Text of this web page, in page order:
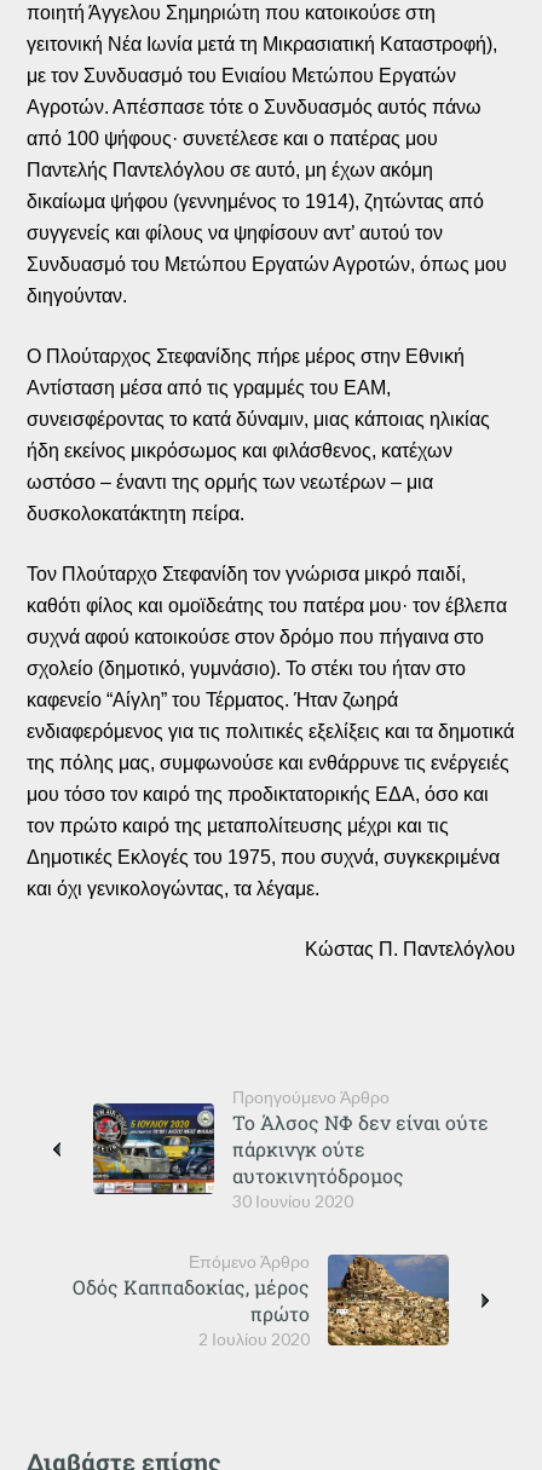
ποιητή Άγγελου Σημηριώτη που κατοικούσε στη
γειτονική Νέα Ιωνία μετά τη Μικρασιατική Καταστροφή),
με τον Συνδυασμό του Ενιαίου Μετώπου Εργατών
Αγροτών. Απέσπασε τότε ο Συνδυασμός αυτός πάνω
από 100 ψήφους· συνετέλεσε και ο πατέρας μου
Παντελής Παντελόγλου σε αυτό, μη έχων ακόμη
δικαίωμα ψήφου (γεννημένος το 1914), ζητώντας από
συγγενείς και φίλους να ψηφίσουν αντ’ αυτού τον
Συνδυασμό του Μετώπου Εργατών Αγροτών, όπως μου
διηγούνταν.
Ο Πλούταρχος Στεφανίδης πήρε μέρος στην Εθνική
Αντίσταση μέσα από τις γραμμές του ΕΑΜ,
συνεισφέροντας το κατά δύναμιν, μιας κάποιας ηλικίας
ήδη εκείνος μικρόσωμος και φιλάσθενος, κατέχων
ωστόσο – έναντι της ορμής των νεωτέρων – μια
δυσκολοκατάκτητη πείρα.
Τον Πλούταρχο Στεφανίδη τον γνώρισα μικρό παιδί,
καθότι φίλος και ομοϊδεάτης του πατέρα μου· τον έβλεπα
συχνά αφού κατοικούσε στον δρόμο που πήγαινα στο
σχολείο (δημοτικό, γυμνάσιο). Το στέκι του ήταν στο
καφενείο “Αίγλη” του Τέρματος. Ήταν ζωηρά
ενδιαφερόμενος για τις πολιτικές εξελίξεις και τα δημοτικά
της πόλης μας, συμφωνούσε και ενθάρρυνε τις ενέργειές
μου τόσο τον καιρό της προδικτατορικής ΕΔΑ, όσο και
τον πρώτο καιρό της μεταπολίτευσης μέχρι και τις
Δημοτικές Εκλογές του 1975, που συχνά, συγκεκριμένα
και όχι γενικολογώντας, τα λέγαμε.
Κώστας Π. Παντελόγλου
Προηγούμενο Άρθρο
30 Ιουνίου 2020
Το Άλσος ΝΦ δεν είναι ούτε
πάρκινγκ ούτε
αυτοκινητόδρομος
Επόμενο Άρθρο
2 Ιουλίου 2020
Οδός Καππαδοκίας, μέρος
πρώτο
Διαβάστε επίσης